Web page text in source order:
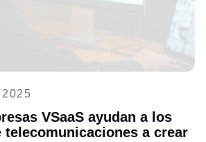
VSaaS ayudan a los
telecomunicaciones a crear